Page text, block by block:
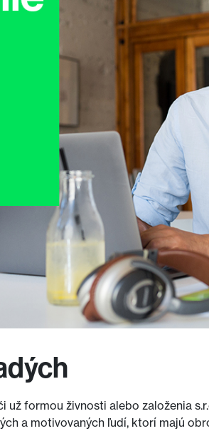
už formou živnosti alebo založenia
a motivovaných ľudí, ktorí majú